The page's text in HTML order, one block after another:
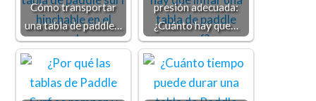
Cómo transportar
una tabla de paddle…
presión adecuada:
¿Cuánto hay que…